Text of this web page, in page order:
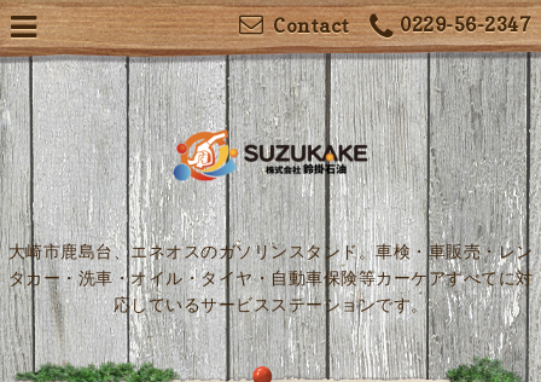
0229-56-2347
Contact
大崎市鹿島台、エネオスのガソリンスタンド。車検・車販売・レン
タカー・洗車・オイル・タイヤ・自動車保険等カーケアすべてに対
応しているサービスステーションです。